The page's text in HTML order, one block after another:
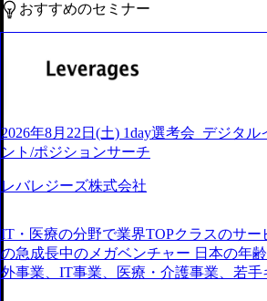
おすすめのセミナー
2026年8月22日(土) 1day選考会_デジタ
ント/ポジションサーチ
レバレジーズ株式会社
IT・医療の分野で業界TOPクラスのサ
の急成長中のメガベンチャー 日本の年
外事業、IT事業、医療・介護事業、若